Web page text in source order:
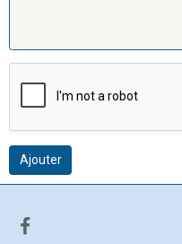
Ajouter